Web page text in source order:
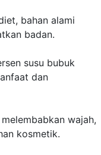
bahan alami
badan.
susu bubuk
dan
wajah,
kosmetik.